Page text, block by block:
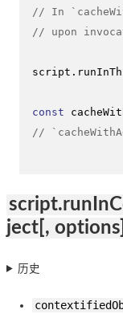
// In
// upon
script.
const
//
ject[,
历史